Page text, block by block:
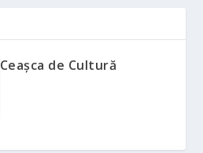
Ceașca de Cultură